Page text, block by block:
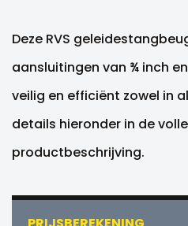
Deze RVS
aansluitingen van ¾ inch
veilig en efficiënt zowel in
details hieronder in de
productbeschrijving.